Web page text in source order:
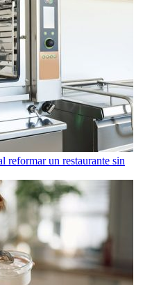
reformar un restaurante sin